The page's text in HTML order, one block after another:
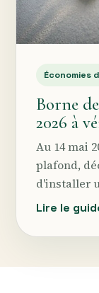
Économies
Borne
2026 à
Au 14 mai
plafond,
d'installer
Lire le